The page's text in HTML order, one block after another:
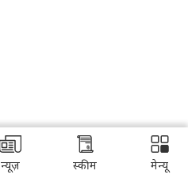
न्यूज़ स्कीम मेन्यू